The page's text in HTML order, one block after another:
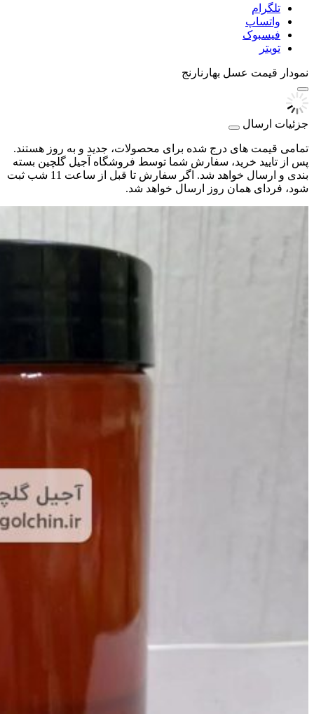
تلگرام
واتساپ
فیسبوک
تویتر
نمودار قیمت عسل بهارنارنج
جزئیات ارسال
تمامی قیمت های درج شده برای محصولات، جدید و به روز هستند.
پس از تایید خرید، سفارش شما توسط فروشگاه آجیل گلچین بسته
بندی و ارسال خواهد شد. اگر سفارش تا قبل از ساعت 11 شب ثبت
شود، فردای همان روز ارسال خواهد شد.